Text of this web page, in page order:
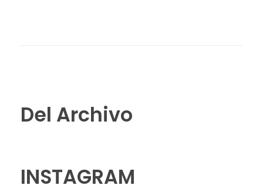
Del Archivo
INSTAGRAM